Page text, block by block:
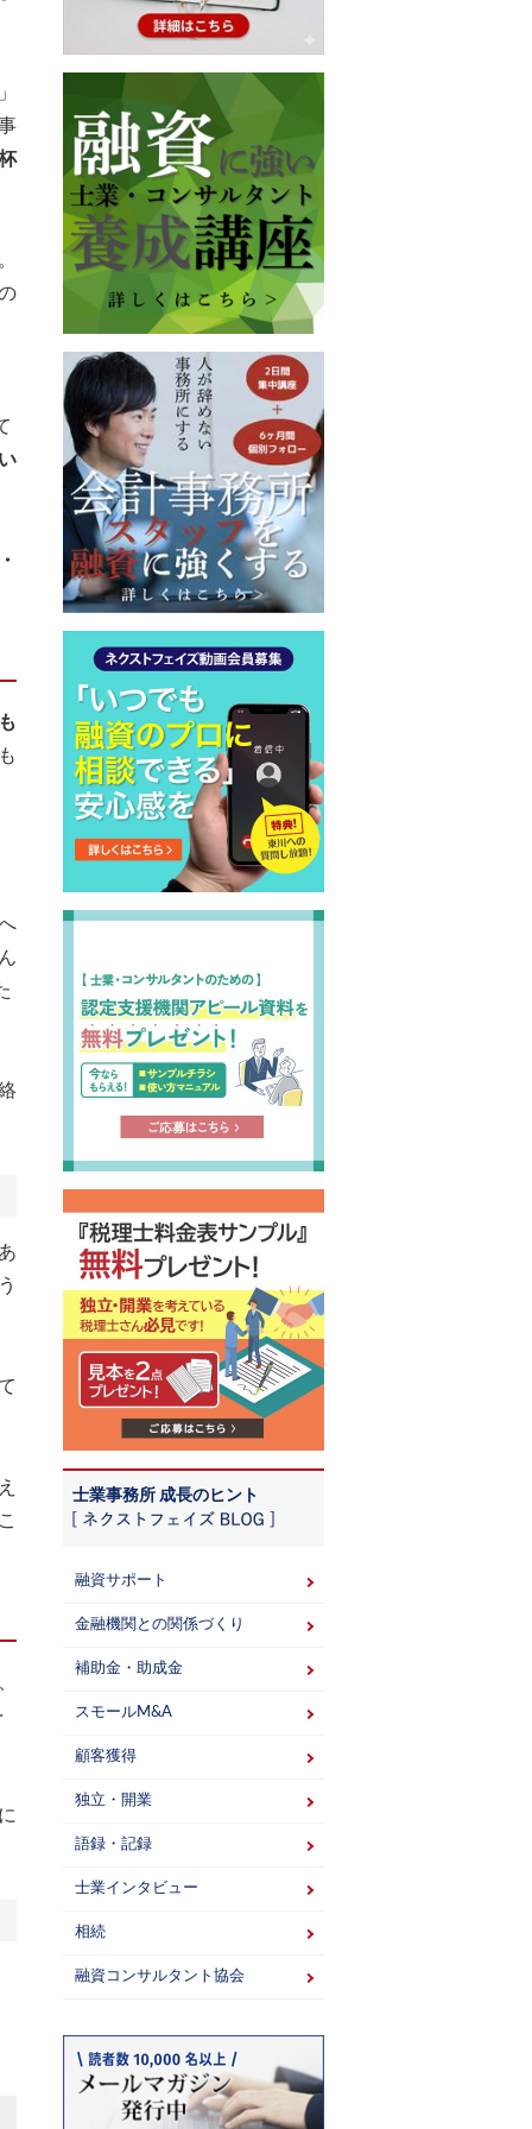
士業事務所 成長のヒント
融資サポート
金融機関との関係づくり
補助金・助成金
スモールM&A
顧客獲得
独立・開業
語録・記録
士業インタビュー
相続
融資コンサルタント協会